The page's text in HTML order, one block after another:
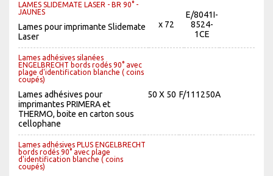
LAMES SLIDEMATE LASER - BR 90° -
JAUNES
Lames pour imprimante Slidemate
Laser
x 72
E/8041I-
8524-
1CE
Lames adhésives silanées
ENGELBRECHT bords rodés 90° avec
plage d'identification blanche ( coins
coupés)
Lames adhésives pour
imprimantes PRIMERA et
THERMO, boite en carton sous
cellophane
50 X 50 F/111250A
Lames adhésives PLUS ENGELBRECHT
bords rodés 90° avec plage
d'identification blanche ( coins
coupés)